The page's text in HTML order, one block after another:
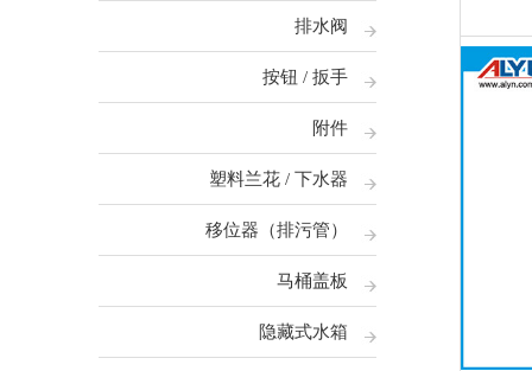
排水阀
按钮 / 扳手
附件
塑料兰花 / 下水器
移位器（排污管）
马桶盖板
隐藏式水箱